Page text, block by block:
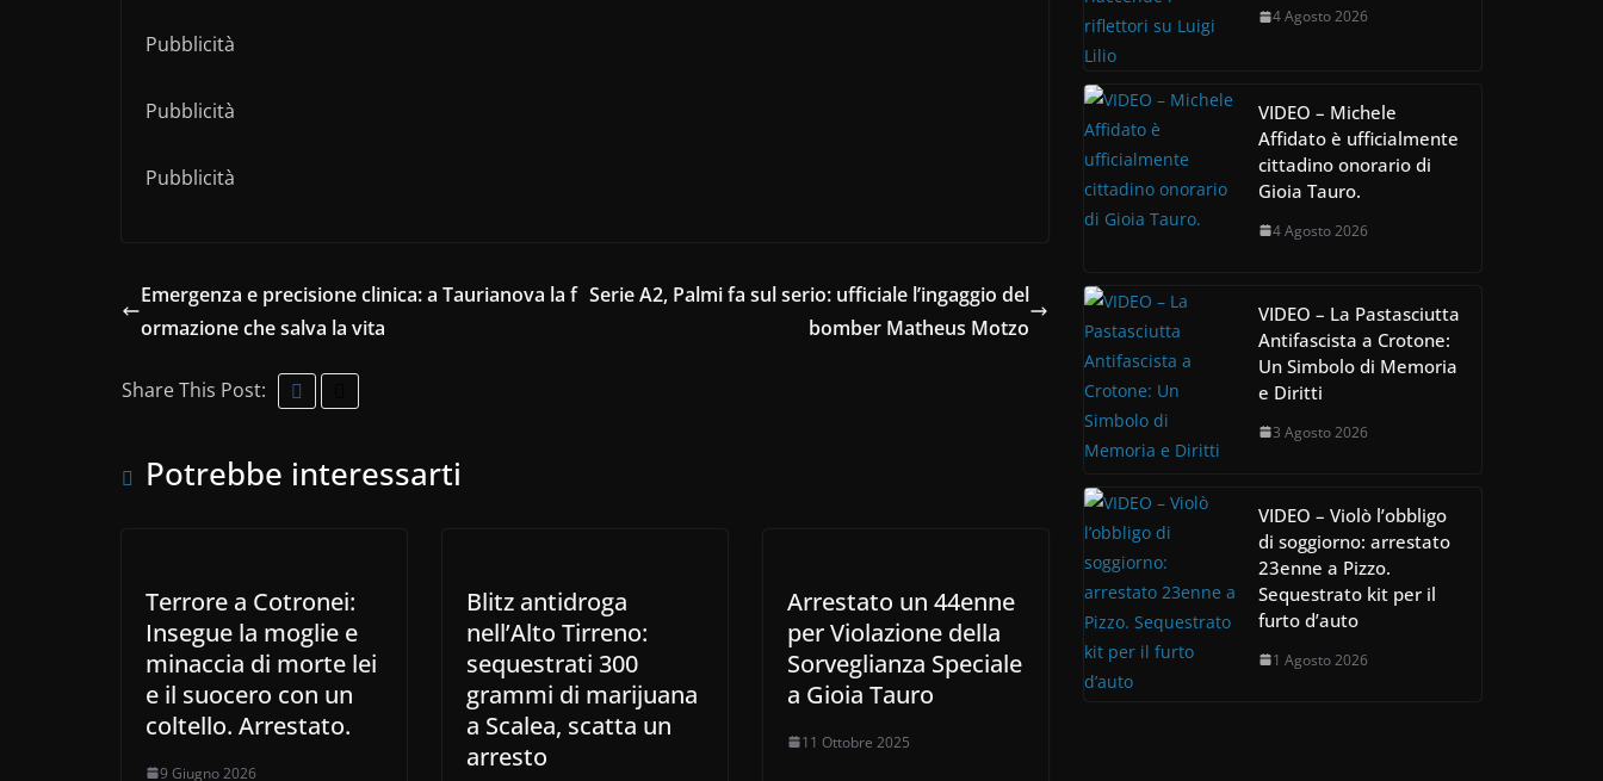
Pubblicità
Pubblicità
Pubblicità
Emergenza e precisione clinica: a Taurianova la f
ormazione che salva la vita
Serie A2, Palmi fa sul serio: ufficiale l’ingaggio del
bomber Matheus Motzo
Share This Post:
Potrebbe interessarti
Terrore a Cotronei:
Insegue la moglie e
minaccia di morte lei
e il suocero con un
coltello. Arrestato.
9 Giugno 2026
Blitz antidroga
nell’Alto Tirreno:
sequestrati 300
grammi di marijuana
a Scalea, scatta un
arresto
Arrestato un 44enne
per Violazione della
Sorveglianza Speciale
a Gioia Tauro
11 Ottobre 2025
4 Agosto 2026
VIDEO – Michele
Affidato è ufficialmente
cittadino onorario di
Gioia Tauro.
4 Agosto 2026
VIDEO – La Pastasciutta
Antifascista a Crotone:
Un Simbolo di Memoria
e Diritti
3 Agosto 2026
VIDEO – Violò l’obbligo
di soggiorno: arrestato
23enne a Pizzo.
Sequestrato kit per il
furto d’auto
1 Agosto 2026